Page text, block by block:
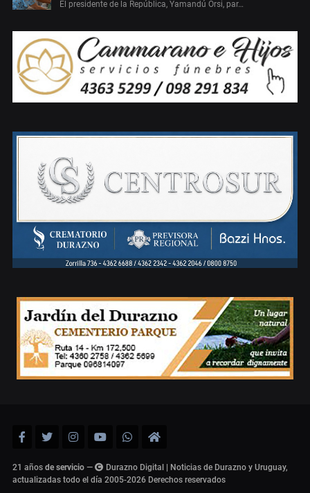
El presidente de la República, Yamandú Orsi, par…
21 años de servicio —
Durazno Digital | Noticias de Durazno y Uruguay,
actualizadas todo el día 2005-2026 Derechos reservados